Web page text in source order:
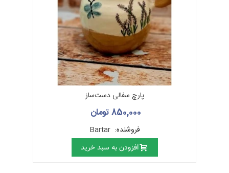
پارچ سفالی دست‌ساز
850,000 تومان
فروشنده: Bartar
افزودن به سبد خرید